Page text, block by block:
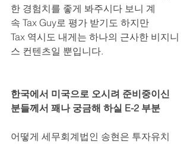
한 경험치를 좋게 봐주시다 보니 계
속 Tax Guy로 평가 받기도 하지만
Tax 역시도 내게는 하나의 근사한 비지니
스 컨텐츠일 뿐입니다.
한국에서 미국으로 오시려 준비중이신
분들께서 꽤나 궁금해 하실 E-2 부분
어떻게 세무회계법인 송현은 투자유치